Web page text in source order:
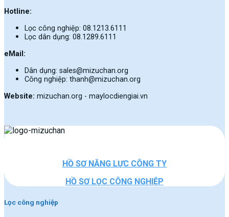
Hotline:
Lọc công nghiệp: 08.1213.6111
Lọc dân dụng: 08.1289.6111
eMail:
Dân dụng: sales@mizuchan.org
Công nghiệp: thanh@mizuchan.org
Website: mizuchan.org - maylocdiengiai.vn
HỒ SƠ NĂNG LỰC CÔNG TY
HỒ SƠ LỌC CÔNG NGHIỆP
Lọc công nghiệp